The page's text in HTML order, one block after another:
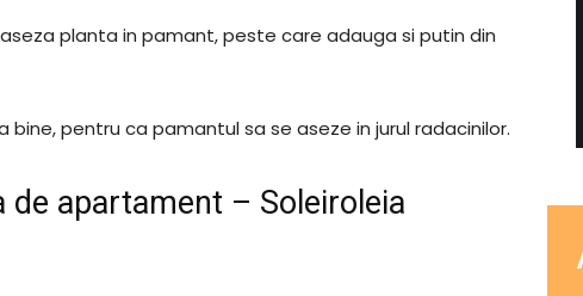
planta in pamant, peste care adauga si putin din
pentru ca pamantul sa se aseze in jurul radacinilor.
de apartament – Soleiroleia